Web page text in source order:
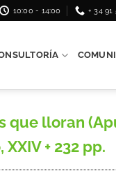
10:00 - 14:00 + 34 91
que lloran
+ 232 pp.